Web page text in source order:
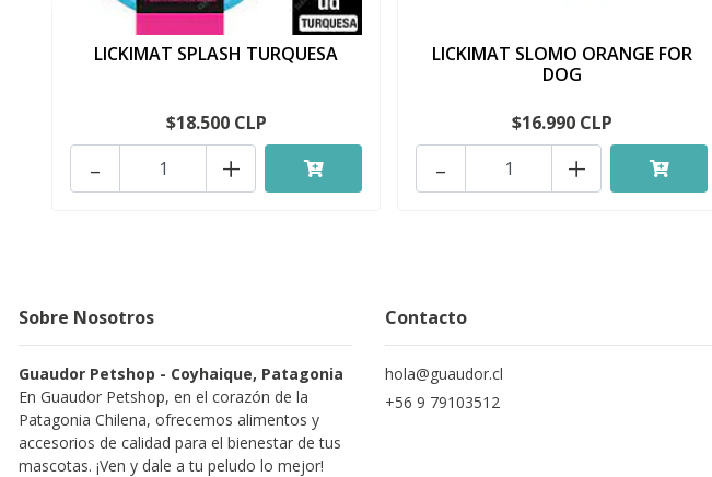
LICKIMAT SPLASH TURQUESA
$18.500 CLP
+
-
LICKIMAT SLOMO ORANGE FOR
DOG
$16.990 CLP
+
-
Sobre Nosotros
Guaudor Petshop - Coyhaique, Patagonia
En Guaudor Petshop, en el corazón de la
Patagonia Chilena, ofrecemos alimentos y
accesorios de calidad para el bienestar de tus
mascotas. ¡Ven y dale a tu peludo lo mejor!
Contacto
hola@guaudor.cl
+56 9 79103512